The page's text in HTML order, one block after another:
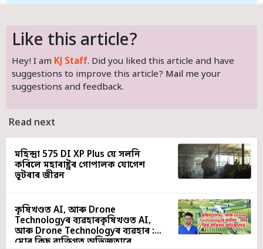
Like this article?
Hey! I am KJ Staff. Did you liked this article and have
suggestions to improve this article? Mail me your
suggestions and feedback.
Read next
মহিন্দ্ৰা 575 DI XP Plus য়ে সলনি
কৰিলে মহাৰাষ্ট্ৰৰ গোপালক যোগেশ
ভূটৰাৰ জীৱন
কৃষিখণ্ডত AI, আৰু Drone
Technologyৰ ব্যৱহাৰকৃষিখণ্ডত AI,
আৰু Drone Technologyৰ ব্যৱহাৰ :
মোৰ কিছু ব্যক্তিগত অভিজ্ঞতাৰে